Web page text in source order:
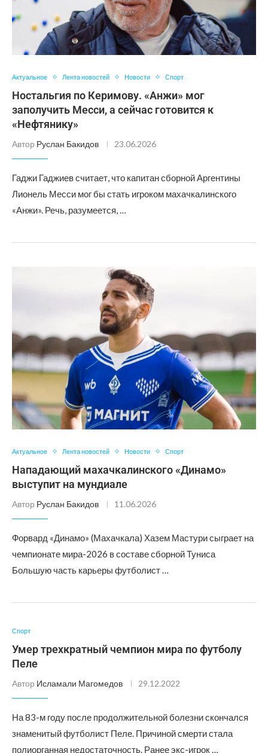
Актуальное Лента новостей Новости Спорт
Ностальгия по Керимову. «Анжи» мог
заполучить Месси, а сейчас готовится к
«Нефтянику»
Автор Руслан Бакидов 23.06.2026
Гаджи Гаджиев считает, что капитан сборной Аргентины
Лионель Месси мог бы стать игроком махачкалинского
«Анжи». Речь, разумеется, …
Актуальное Лента новостей Новости Спорт
Нападающий махачкалинского «Динамо»
выступит на мундиале
Автор Руслан Бакидов 11.06.2026
Форвард «Динамо» (Махачкала) Хазем Мастури сыграет на
чемпионате мира-2026 в составе сборной Туниса
Большую часть карьеры футболист …
Спорт
Умер трехкратный чемпион мира по футболу
Пеле
Автор Исламали Магомедов 29.12.2022
На 83-м году после продолжительной болезни скончался
знаменитый футболист Пеле. Причиной смерти стала
полиорганная недостаточность. Ранее экс-игрок …